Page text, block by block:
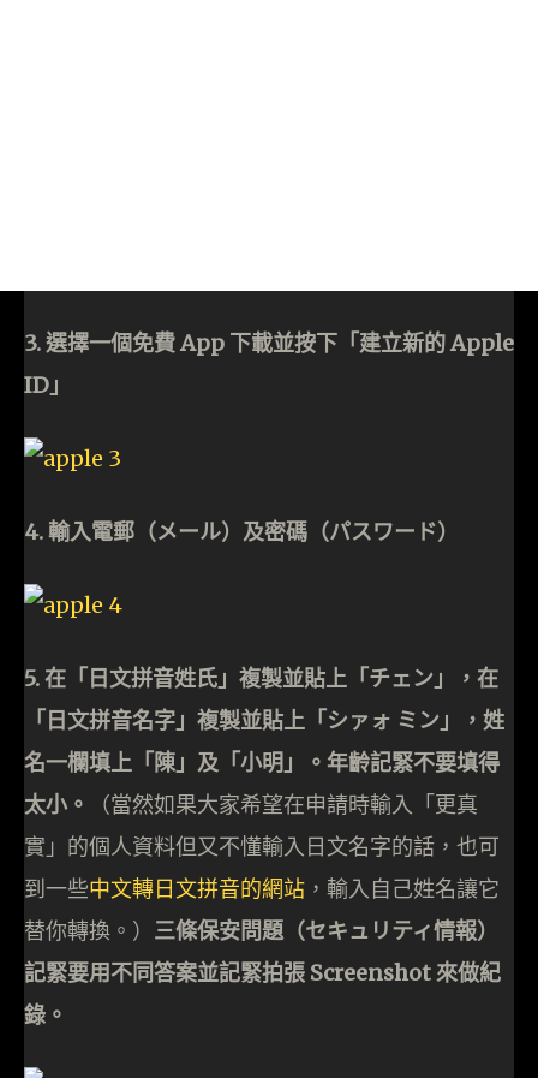
3. 選擇一個免費 App 下載並按下「建立新的 Apple
ID」
4. 輸入電郵（メール）及密碼（パスワード）
5. 在「日文拼音姓氏」複製並貼上「チェン」，在
「日文拼音名字」複製並貼上「シァォ ミン」，姓
名一欄填上「陳」及「小明」。年齡記緊不要填得
太小。
（當然如果大家希望在申請時輸入「更真
實」的個人資料但又不懂輸入日文名字的話，也可
到一些中文轉日文拼音的網站 ，輸入自己姓名讓它
替你轉換。） 三條保安問題（セキュリティ情報）
記緊要用不同答案並記緊拍張 Screenshot 來做紀
錄。